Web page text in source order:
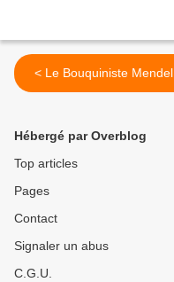
< Le Bouquiniste Mendel
Hébergé par Overblog
Top articles
Pages
Contact
Signaler un abus
C.G.U.